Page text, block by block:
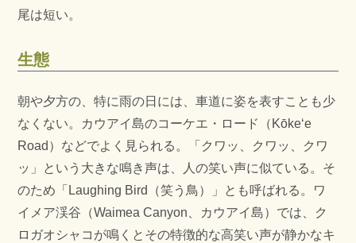
尾は短い。
生態
朝や夕方の、特に雨の日には、車道に姿を表すことも少
なくない。カウアイ島のコーケエ・ロード（Kōkeʻe
Road）などでよく見られる。「クワッ、クワッ、クワ
ッ」という大きな鳴き声は、人の笑い声に似ている。そ
のため「Laughing Bird（笑う鳥）」とも呼ばれる。ワ
イメア渓谷（Waimea Canyon、カウアイ島）では、ク
ロガオシャコが鳴くとその特徴的な高笑い声が静かなキ